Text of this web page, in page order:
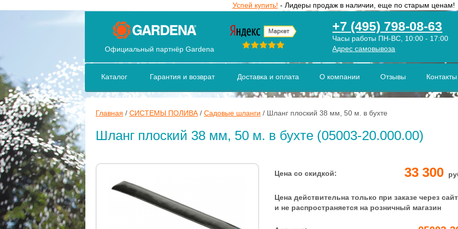
Успей купить! - Лидеры продаж в наличии, еще по старым ценам!
Официальный партнёр Gardena
+7 (495) 798-08-63
Часы работы ПН-ВС, 10:00 - 17:00
Адрес самовывоза
Каталог Гарантия и возврат Доставка и оплата О компании Отзывы Контакты
Главная / СИСТЕМЫ ПОЛИВА / Садовые шланги / Шланг плоский 38 мм, 50 м. в бухте
Шланг плоский 38 мм, 50 м. в бухте (05003-20.000.00)
Цена со скидкой: 33 300
Цена действительна только при заказе через сайт
и не распространяется на розничный магазин